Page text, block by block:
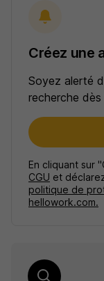
Créez une
Soyez alerté
recherche dès
En cliquant sur
CGU et
politique de
hellowork.com.